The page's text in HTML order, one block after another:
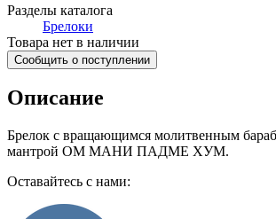
Разделы каталога
Брелоки
Товара нет в наличии
Сообщить о поступлении
Описание
Брелок с вращающимся молитвенным
мантрой ОМ МАНИ ПАДМЕ ХУМ.
Оставайтесь с нами: